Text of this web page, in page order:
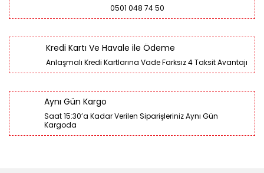
0501 048 74 50
Kredi Kartı Ve Havale ile Ödeme
Anlaşmalı Kredi Kartlarına Vade Farksız 4 Taksit Avantajı
Aynı Gün Kargo
Saat 15:30’a Kadar Verilen Siparişleriniz Aynı Gün
Kargoda